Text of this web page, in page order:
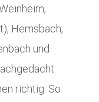
Hemsbach,
und
richtig. So